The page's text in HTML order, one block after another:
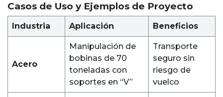
Casos de Uso y Ejemplos de Proyecto
Industria Aplicación Beneficios
Acero
Manipulación de
bobinas de 70
toneladas con
soportes en “V”
Transporte
seguro sin
riesgo de
vuelco